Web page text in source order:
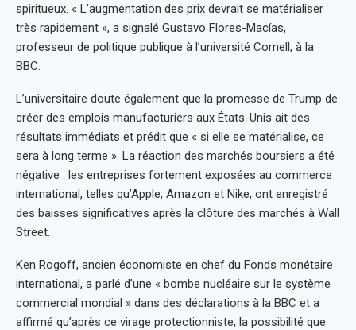
spiritueux. « L’augmentation des prix devrait se matérialiser
très rapidement », a signalé Gustavo Flores-Macías,
professeur de politique publique à l’université Cornell, à la
BBC.
L’universitaire doute également que la promesse de Trump de
créer des emplois manufacturiers aux États-Unis ait des
résultats immédiats et prédit que « si elle se matérialise, ce
sera à long terme ». La réaction des marchés boursiers a été
négative : les entreprises fortement exposées au commerce
international, telles qu’Apple, Amazon et Nike, ont enregistré
des baisses significatives après la clôture des marchés à Wall
Street.
Ken Rogoff, ancien économiste en chef du Fonds monétaire
international, a parlé d’une « bombe nucléaire sur le système
commercial mondial » dans des déclarations à la BBC et a
affirmé qu’après ce virage protectionniste, la possibilité que